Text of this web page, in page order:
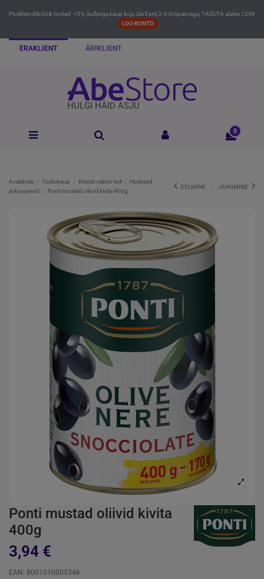
Püsikliendile kõik tooted -15%, kulleriga kaup koju üle Eesti 2-3 tööpäevaga, TASUTA alates 129€
LOO KONTO
ERAKLIENT ÄRIKLIENT
HULGI HÄID ASJU
0
Avalehele Toidukaup Kiiresti valmiv toit
Hoidised
ja konservid
Ponti mustad oliivid kivita 400g
EELMINE JÄRGMINE
Ponti mustad oliivid kivita
400g
3,94 €
EAN: 8001010005346